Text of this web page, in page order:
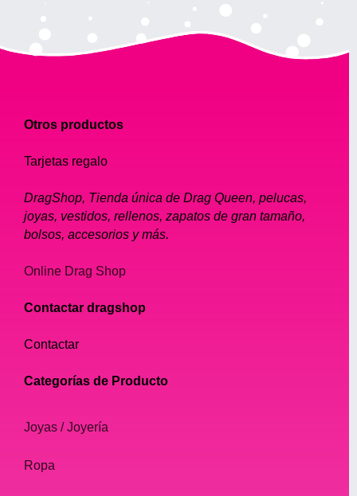
Otros productos
Tarjetas regalo
DragShop, Tienda única de Drag Queen, pelucas,
joyas, vestidos, rellenos, zapatos de gran tamaño,
bolsos, accesorios y más.
Online Drag Shop
Contactar dragshop
Contactar
Categorías de Producto
Joyas / Joyería
Ropa